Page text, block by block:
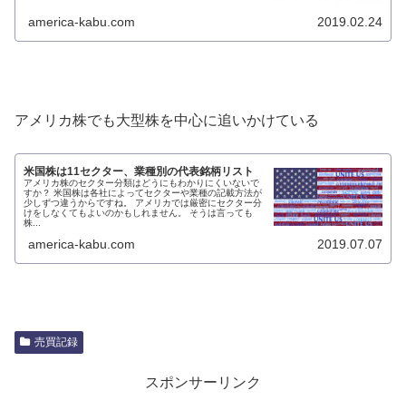
america-kabu.com 2019.02.24
アメリカ株でも大型株を中心に追いかけている
米国株は11セクター、業種別の代表銘柄リスト
アメリカ株のセクター分類はどうにもわかりにくいないで
すか？ 米国株は各社によってセクターや業種の記載方法が
少しずつ違うからですね。 アメリカでは厳密にセクター分
けをしなくてもよいのかもしれません。 そうは言っても
株...
america-kabu.com 2019.07.07
売買記録
スポンサーリンク